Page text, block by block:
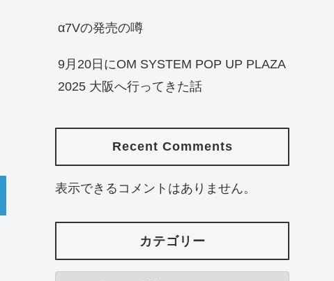
α7Vの発売の噂
9月20日にOM SYSTEM POP UP PLAZA
2025 大阪へ行ってきた話
Recent Comments
表示できるコメントはありません。
カテゴリー